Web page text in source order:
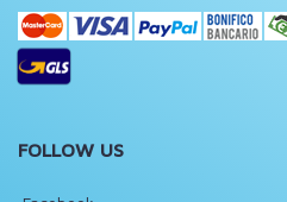
FOLLOW US